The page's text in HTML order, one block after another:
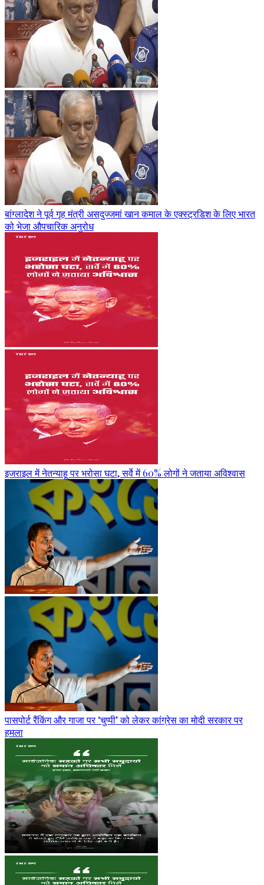
बांग्लादेश ने पूर्व गृह मंत्री असदुज्जमां खान कमाल के एक्स्ट्रडिश के लिए भारत
को भेजा औपचारिक अनुरोध
इजराइल में नेतन्याहू पर भरोसा घटा, सर्वे में 60% लोगों ने जताया अविश्वास
पासपोर्ट रैंकिंग और गाजा पर ‘चुप्पी’ को लेकर कांग्रेस का मोदी सरकार पर
हमला